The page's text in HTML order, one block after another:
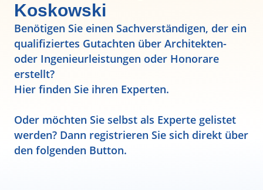
Koskowski
Benötigen Sie einen Sachverständigen, der ein
qualifiziertes Gutachten über Architekten-
oder Ingenieurleistungen oder Honorare
erstellt?
Hier finden Sie ihren Experten.
Oder möchten Sie selbst als Experte gelistet
werden? Dann registrieren Sie sich direkt über
den folgenden Button.